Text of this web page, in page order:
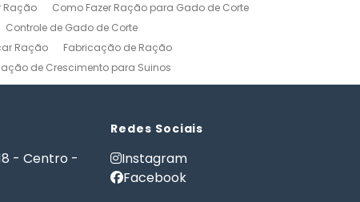
Ração
Como Fazer Ração para Gado de Corte
Controle de Gado de Corte
Ração
Fabricação de Ração
de Crescimento para Suinos
Formulação de Ração para Bovinos
Formulação de Ração para Suínos
e Gatos
Nutrição PET
Administração Rural
- Centro -
Redes Sociais
Instagram
Facebook